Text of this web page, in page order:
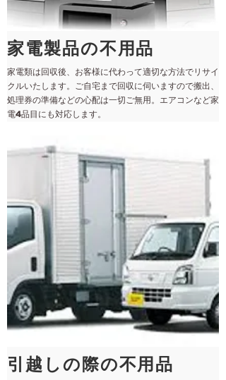
家電製品の不用品
家電類は回収後、お客様に代わって適切な方法でリサイ
クルいたします。ご自宅まで回収に伺いますので搬出、
処理券の準備などの心配は一切ご無用。エアコンなど家
電4品目にも対応します。
引越しの際の不用品